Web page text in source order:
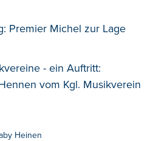
Premier Michel zur Lage
- ein Auftritt:
vom Kgl. Musikverein
Heinen